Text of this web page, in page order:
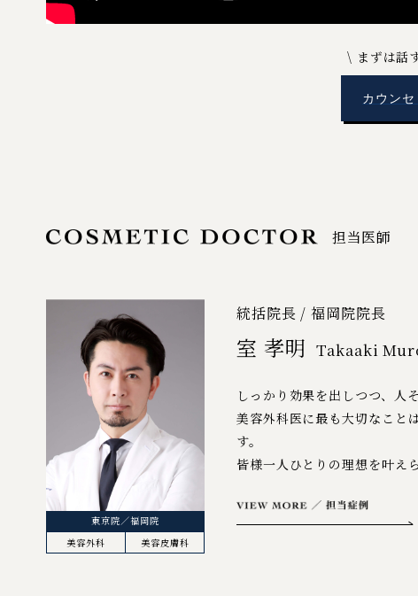
まずは話
カウン
担当医師
東京院／福岡院
美容外科
美容皮膚科
統括院長 / 福岡院院長
室 孝明 Takaaki
しっかり効果を出しつつ、人
美容外科医に最も大切なこと
す。​
皆様一人ひとりの理想を叶え